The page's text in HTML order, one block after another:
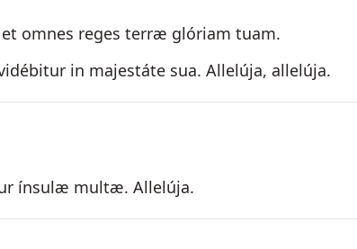
omnes reges terræ glóriam tuam.
in majestáte sua. Allelúja, allelúja.
ínsulæ multæ. Allelúja.